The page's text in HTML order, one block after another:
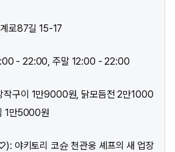
로87길 15-17
- 22:00, 주말 12:00 - 22:00
작구이 1만9000원, 닭모듬전 2만1000
1만5000원
야키토리 코슌 천관웅 셰프의 새 업장